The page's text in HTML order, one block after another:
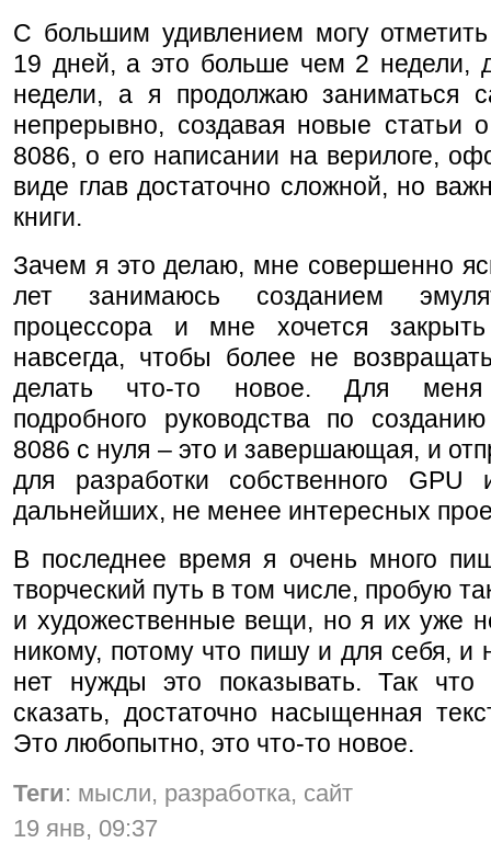
С большим удивлением могу
19 дней, а это больше чем 2 недели,
недели, а я продолжаю заниматься
непрерывно, создавая новые статьи
8086, о его написании на верилоге,
виде глав достаточно сложной, но
книги.
Зачем я это делаю, мне совершенно
лет занимаюсь созданием
процессора и мне хочется
навсегда, чтобы более не
делать что-то новое. Для меня
подробного руководства по
8086 с нуля – это и завершающая, и
для разработки собственного GPU
дальнейших, не менее интересных
В последнее время я очень много
творческий путь в том числе, пробую
и художественные вещи, но я их уже
никому, потому что пишу и для себя, и
нет нужды это показывать. Так
сказать, достаточно насыщенная
Это любопытно, это что-то новое.
Теги: мысли, разработка, сайт
19 янв, 09:37